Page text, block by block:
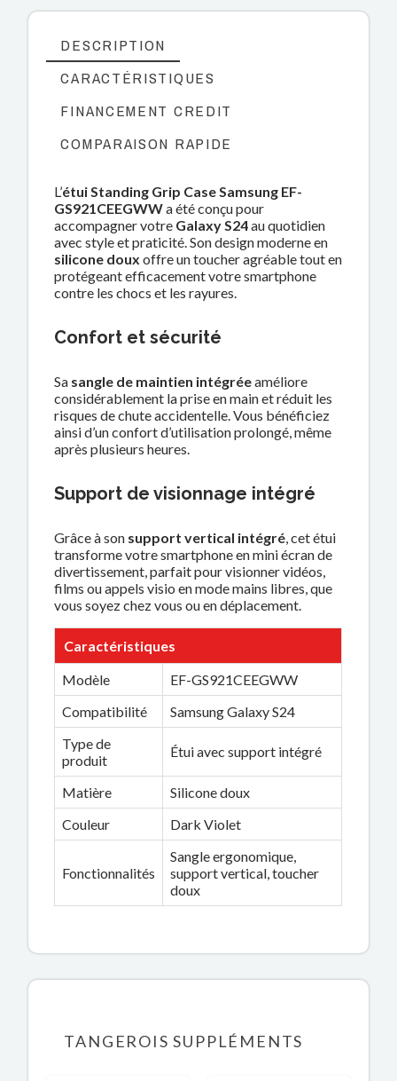
DESCRIPTION
CARACTÉRISTIQUES
FINANCEMENT CREDIT
COMPARAISON RAPIDE
L’étui Standing Grip Case Samsung EF-
GS921CEEGWWa été conçu pour
accompagner votre Galaxy S24au quotidien
avec style et praticité. Son design moderne en
silicone doux offre un toucher agréable tout en
protégeant efficacement votre smartphone
contre les chocs et les rayures.
Confort et sécurité
Sa sangle de maintien intégréeaméliore
considérablement la prise en main et réduit les
risques de chute accidentelle. Vous bénéficiez
ainsi d’un confort d’utilisation prolongé, même
après plusieurs heures.
Support de visionnage intégré
Grâce à son support vertical intégré, cet étui
transforme votre smartphone en mini écran de
divertissement, parfait pour visionner vidéos,
films ou appels visio en mode mains libres, que
vous soyez chez vous ou en déplacement.
Caractéristiques
Modèle
EF-GS921CEEGWW
Compatibilité
Samsung Galaxy S24
Type de
produit
Étui avec support intégré
Matière
Silicone doux
Couleur
Dark Violet
Fonctionnalités
Sangle ergonomique,
support vertical, toucher
doux
TANGEROIS SUPPLÉMENTS